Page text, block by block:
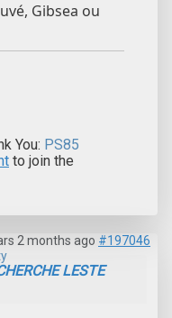
Gibsea ou
You: PS85
to join the
2 months ago #197046
LESTE